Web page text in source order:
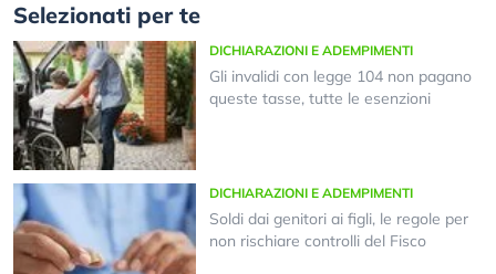
Selezionati per te
DICHIARAZIONI E ADEMPIMENTI
Gli invalidi con legge 104 non pagano
queste tasse, tutte le esenzioni
DICHIARAZIONI E ADEMPIMENTI
Soldi dai genitori ai figli, le regole per
non rischiare controlli del Fisco